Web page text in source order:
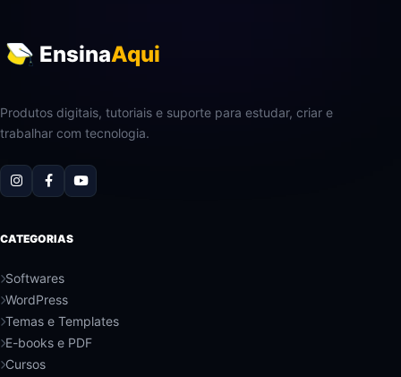
EnsinaAqui
Produtos digitais, tutoriais e suporte para estudar, criar e
trabalhar com tecnologia.
CATEGORIAS
Softwares
WordPress
Temas e Templates
E-books e PDF
Cursos